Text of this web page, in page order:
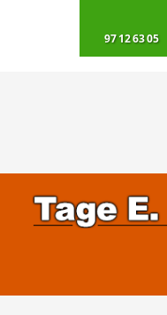
​97 12 63 05